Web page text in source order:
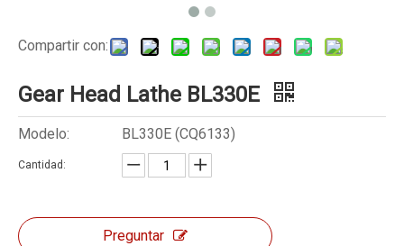
Compartir con:
Gear Head Lathe BL330E
Modelo: BL330E (CQ6133)
Cantidad:
Preguntar